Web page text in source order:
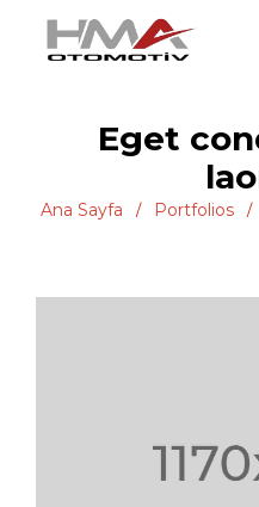
Eget
Ana Sayfa / Portfolios /